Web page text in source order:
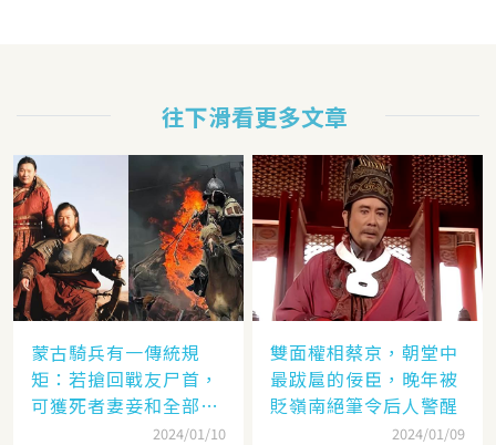
往下滑看更多文章
蒙古騎兵有一傳統規
矩：若搶回戰友尸首，
可獲死者妻妾和全部牲
2024/01/10
雙面權相蔡京，朝堂中
最跋扈的佞臣，晚年被
貶嶺南絕筆令后人警醒
2024/01/09